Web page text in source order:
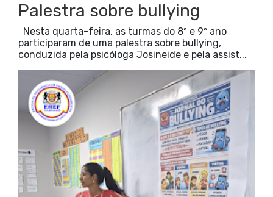
Palestra sobre bullying
Nesta quarta-feira, as turmas do 8º e 9º ano
participaram de uma palestra sobre bullying,
conduzida pela psicóloga Josineide e pela assist...